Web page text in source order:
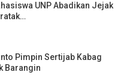
UNP Abadikan Jejak
Pimpin Sertijab Kabag
Barangin